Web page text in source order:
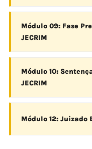
Módulo 09: Fase
JECRIM
Módulo 10:
JECRIM
Módulo 12: Juizado